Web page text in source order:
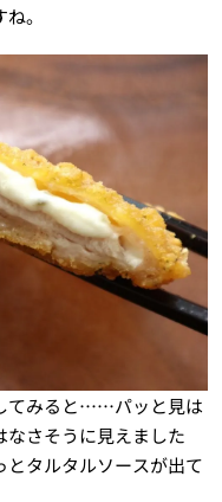
。
てみると……パッと見は
さそうに見えました
タルタルソースが出て